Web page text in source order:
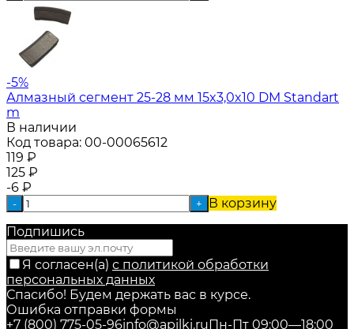
-5%
Алмазный сегмент 25-28 мм 15x3,0x10 DM Standart
m
В наличии
Код товара: 00-00065612
119 ₽
125 ₽
-6 ₽
- +
В корзину
Подпишись
Я согласен(a) с политикой обработки
персональных данных
Спасибо! Будем держать вас в курсе.
Ошибка отправки формы
+7 (800) 775-05-96info@apilki.ruПн-Пт 09:00—18:00